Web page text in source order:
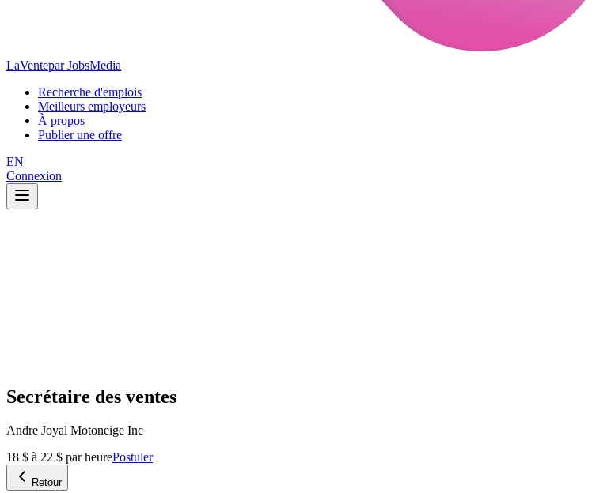
LaVentepar JobsMedia
Recherche d'emplois
Meilleurs employeurs
À propos
Publier une offre
EN
Connexion
Secrétaire des ventes
Andre Joyal Motoneige Inc
18 $ à 22 $ par heurePostuler
Retour